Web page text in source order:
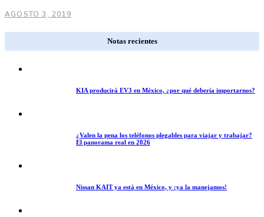
AGOSTO 3, 2019
Notas recientes
KIA producirá EV3 en México, ¿por qué debería importarnos?
¿Valen la pena los teléfonos plegables para viajar y trabajar?
El panorama real en 2026
Nissan KAIT ya está en México, y ¡ya la manejamos!